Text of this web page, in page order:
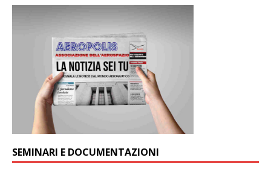
SEMINARI E DOCUMENTAZIONI